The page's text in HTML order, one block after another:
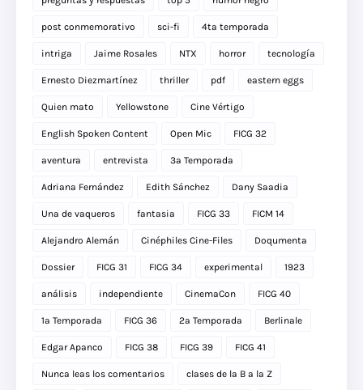
post conmemorativo sci-fi 4ta temporada
intriga Jaime Rosales NTX horror tecnología
Ernesto Diezmartínez thriller pdf eastern eggs
Quien mato Yellowstone Cine Vértigo
English Spoken Content Open Mic FICG 32
aventura entrevista 3a Temporada
Adriana Fernández Edith Sánchez Dany Saadia
Una de vaqueros fantasia FICG 33 FICM 14
Alejandro Alemán Cinéphiles Cine-Files Doqumenta
Dossier FICG 31 FICG 34 experimental 1923
análisis independiente CinemaCon FICG 40
1a Temporada FICG 36 2a Temporada Berlinale
Edgar Apanco FICG 38 FICG 39 FICG 41
Nunca leas los comentarios clases de la B a la Z